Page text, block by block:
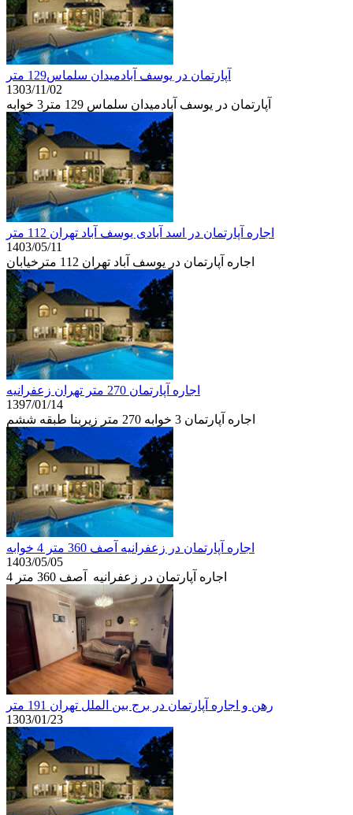
آپارتمان در یوسف آبادمیدان سلماس129 متر
1303/11/02
آپارتمان در یوسف آبادمیدان سلماس 129 متر3 خوابه
اجاره آپارتمان در اسد آبادی یوسف آباد تهران 112 متر
1403/05/11
اجاره آپارتمان در یوسف آباد تهران 112 مترخیابان
اجاره آپارتمان 270 متر تهران زعفرانیه
1397/01/14
اجاره آپارتمان 3 خوابه 270 متر زیربنا طبقه ششم
اجاره آپارتمان در زعفرانیه آصف 360 متر 4 خوابه
1403/05/05
اجاره آپارتمان در زعفرانیه آصف 360 متر 4
رهن و اجاره آپارتمان در برج بین الملل تهران 191 متر
1303/01/23